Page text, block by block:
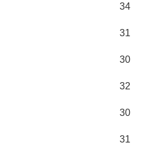
34
31
30
32
30
31